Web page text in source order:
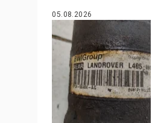
05.08.2026